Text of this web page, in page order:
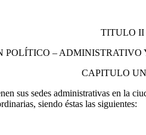
TITULO II
POLÍTICO –
CAPITULO
sus sedes administrativas en la
siendo éstas las siguientes: